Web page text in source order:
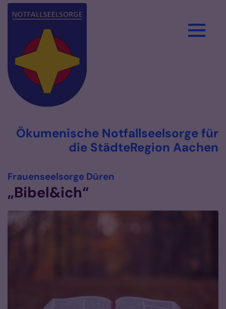
Zum Inhalt springen
Ökumenische Notfallseelsorge für
die StädteRegion Aachen
Frauenseelsorge Düren
„Bibel&ich“